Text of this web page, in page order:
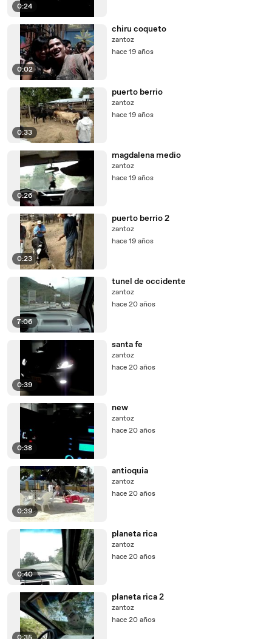
0:24
0:02
chiru coqueto
zantoz
hace 19 años
0:33
puerto berrio
zantoz
hace 19 años
0:26
magdalena medio
zantoz
hace 19 años
0:23
puerto berrio 2
zantoz
hace 19 años
7:06
tunel de occidente
zantoz
hace 20 años
0:39
santa fe
zantoz
hace 20 años
0:38
new
zantoz
hace 20 años
0:39
antioquia
zantoz
hace 20 años
0:40
planeta rica
zantoz
hace 20 años
planeta rica 2
zantoz
hace 20 años